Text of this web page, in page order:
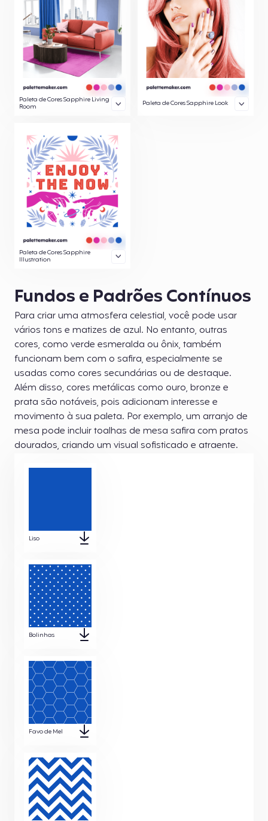
Paleta de Cores Sapphire Living
Room
Paleta de Cores Sapphire Look
Paleta de Cores Sapphire
Illustration
Fundos e Padrões Contínuos
Para criar uma atmosfera celestial, você pode usar
vários tons e matizes de azul. No entanto, outras
cores, como verde esmeralda ou ônix, também
funcionam bem com o safira, especialmente se
usadas como cores secundárias ou de destaque.
Além disso, cores metálicas como ouro, bronze e
prata são notáveis, pois adicionam interesse e
movimento à sua paleta. Por exemplo, um arranjo de
mesa pode incluir toalhas de mesa safira com pratos
dourados, criando um visual sofisticado e atraente.
Liso
Bolinhas
Favo de Mel